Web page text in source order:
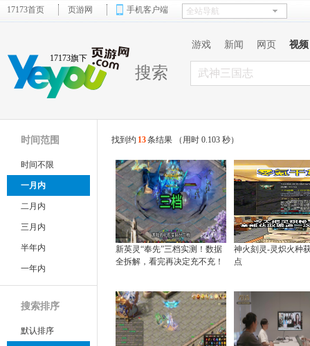
17173首页 页游网 手机客户端
17173旗下
游戏 新闻 网页 视频
搜索
时间范围
时间不限
一月内
二月内
三月内
半年内
一年内
搜索排序
默认排序
找到约 13条结果 （用时 0.103 秒）
新英灵“奉先”三档实测！数据
全拆解，看完再决定充不充！
神火刻灵-灵炽火种
点